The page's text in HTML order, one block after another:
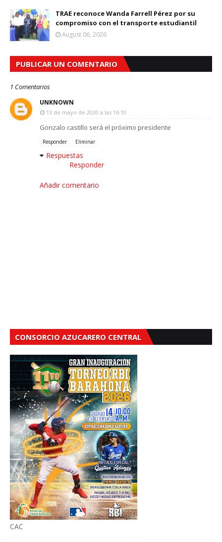
TRAE reconoce Wanda Farrell Pérez por su
compromiso con el transporte estudiantil
August 06, 2026
PUBLICAR UN COMENTARIO
1 Comentarios
UNKNOWN
13 de mayo de 2020 a las 16:10
Gonzalo castillo será el próximo presidente
Responder Eliminar
Respuestas
Responder
Añadir comentario
CONSORCIO AZUCARERO CENTRAL
CAC